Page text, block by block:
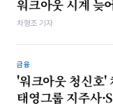
워크아웃 시계 늦
차형조 기자
금융
'워크아웃 청신호'
태영그룹 지주사